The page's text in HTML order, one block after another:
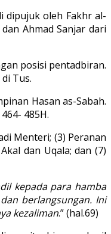
dipujuk oleh Fakhr al-
Ahmad Sanjar dari
posisi pentadbiran.
Tus.
Hasan as-Sabah.
485H.
Menteri; (3) Peranan
dan Uqala; dan (7)
kepada para hamba
berlangsungan. Ini
kezaliman.” (hal.69)